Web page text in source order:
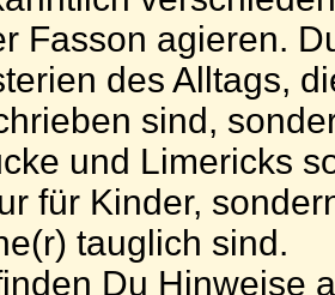
Fasson agieren.
des Alltags,
sind,
und Limericks
für Kinder,
tauglich sind.
Du Hinweise